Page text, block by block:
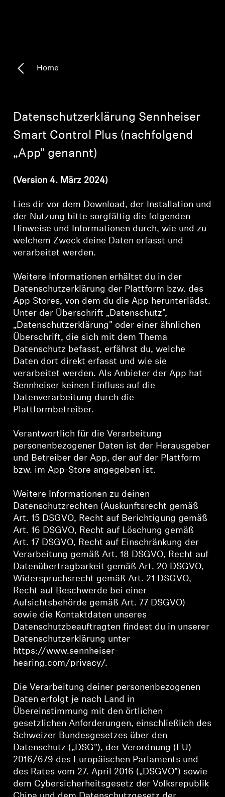
Ressourcen zum Thema Hören
Soundbars
AMBEO Soundbars und Subs
AMBEO entdecken
AMBEO Ersatzteile & Zubehör
Entdecken
Über uns
Innovationen
Soundspace
Support
Professionell
Home
Datenschutzerklärung Sennheiser
Smart Control Plus (nachfolgend
„App" genannt)
(Version 4. März 2024)
Lies dir vor dem Download, der Installation und
der Nutzung bitte sorgfältig die folgenden
Hinweise und Informationen durch, wie und zu
welchem Zweck deine Daten erfasst und
verarbeitet werden.
Weitere Informationen erhältst du in der
Datenschutzerklärung der Plattform bzw. des
App Stores, von dem du die App herunterlädst.
Unter der Überschrift „Datenschutz",
„Datenschutzerklärung" oder einer ähnlichen
Überschrift, die sich mit dem Thema
Datenschutz befasst, erfährst du, welche
Daten dort direkt erfasst und wie sie
verarbeitet werden. Als Anbieter der App hat
Sennheiser keinen Einfluss auf die
Datenverarbeitung durch die
Plattformbetreiber.
Verantwortlich für die Verarbeitung
personenbezogener Daten ist der Herausgeber
und Betreiber der App, der auf der Plattform
bzw. im App-Store angegeben ist.
Weitere Informationen zu deinen
Datenschutzrechten (Auskunftsrecht gemäß
Art. 15 DSGVO, Recht auf Berichtigung gemäß
Art. 16 DSGVO, Recht auf Löschung gemäß
Art. 17 DSGVO, Recht auf Einschränkung der
Verarbeitung gemäß Art. 18 DSGVO, Recht auf
Datenübertragbarkeit gemäß Art. 20 DSGVO,
Widerspruchsrecht gemäß Art. 21 DSGVO,
Recht auf Beschwerde bei einer
Aufsichtsbehörde gemäß Art. 77 DSGVO)
sowie die Kontaktdaten unseres
Datenschutzbeauftragten findest du in unserer
Datenschutzerklärung unter
https://www.sennheiser-
hearing.com/privacy/.
Die Verarbeitung deiner personenbezogenen
Daten erfolgt je nach Land in
Übereinstimmung mit den örtlichen
gesetzlichen Anforderungen, einschließlich des
Schweizer Bundesgesetzes über den
Datenschutz („DSG"), der Verordnung (EU)
2016/679 des Europäischen Parlaments und
des Rates vom 27. April 2016 („DSGVO") sowie
dem Cybersicherheitsgesetz der Volksrepublik